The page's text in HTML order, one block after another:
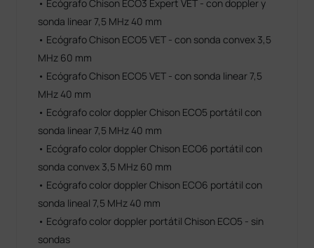
• Ecógrafo Chison ECO3 Expert VET - con doppler y
sonda linear 7,5 MHz 40 mm
• Ecógrafo Chison ECO5 VET - con sonda convex 3,5
MHz 60 mm
• Ecógrafo Chison ECO5 VET - con sonda linear 7,5
MHz 40 mm
• Ecógrafo color doppler Chison ECO5 portátil con
sonda linear 7,5 MHz 40 mm
• Ecógrafo color doppler Chison ECO6 portátil con
sonda convex 3,5 MHz 60 mm
• Ecógrafo color doppler Chison ECO6 portátil con
sonda lineal 7,5 MHz 40 mm
• Ecógrafo color doppler portátil Chison ECO5 - sin
sondas